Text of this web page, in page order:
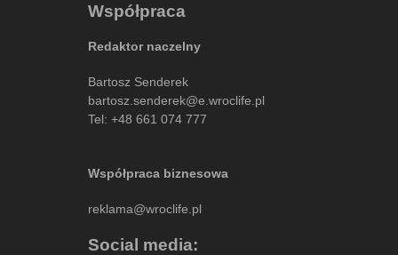
Współpraca
Redaktor naczelny
Bartosz Senderek
bartosz.senderek@e.wroclife.pl
Tel: +48 661 074 777
Współpraca biznesowa
reklama@wroclife.pl
Social media: